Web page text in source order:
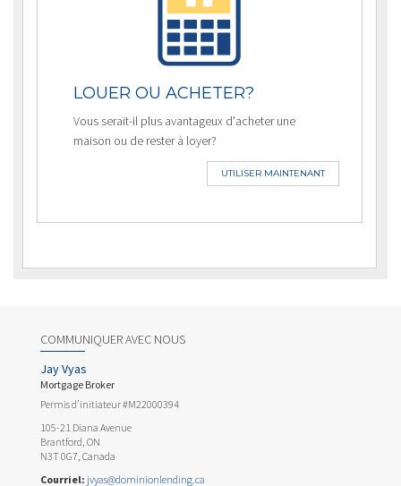
LOUER OU ACHETER?
Vous serait-il plus avantageux d'acheter une
maison ou de rester à loyer?
UTILISER MAINTENANT
COMMUNIQUER AVEC NOUS
Jay Vyas
Mortgage Broker
Permis d’initiateur #M22000394
105-21 Diana Avenue
Brantford, ON
N3T 0G7, Canada
Courriel: jvyas@dominionlending.ca